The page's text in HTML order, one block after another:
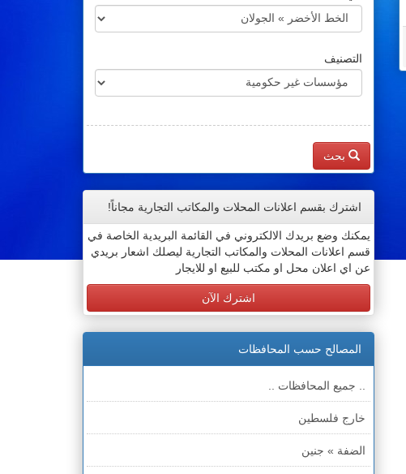
التصنيف
بحث
اشترك بقسم اعلانات المحلات والمكاتب التجارية مجاناً!
يمكنك وضع بريدك الالكتروني في القائمة البريدية الخاصة في
قسم اعلانات المحلات والمكاتب التجارية ليصلك اشعار بريدي
عن اي اعلان محل او مكتب للبيع او للايجار
اشترك الآن
المصالح حسب المحافظات
.. جميع المحافظات ..
خارج فلسطين
الضفة » جنين